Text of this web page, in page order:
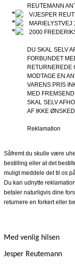
REUTEMANN
V/JESPER
MARIELYSTVEJ
2000
DU SKAL SELV
FORBUNDET
RETURNEREDE
MODTAGE EN
VARENS PRIS
MED
SKAL SELV
AF IKKE
Reklamation
Såfremt du skulle være
bestilling eller at det
muligt meddele det til os
Du kan udnytte
betaler naturligvis dine
returnere en forkert eller
Med venlig hilsen
Jesper Reutemann